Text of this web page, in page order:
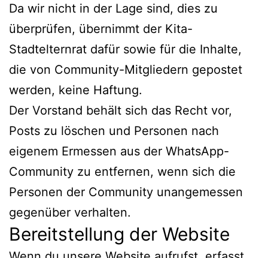
Da wir nicht in der Lage sind, dies zu
überprüfen, übernimmt der Kita-
Stadtelternrat dafür sowie für die Inhalte,
die von Community-Mitgliedern gepostet
werden, keine Haftung.
Der Vorstand behält sich das Recht vor,
Posts zu löschen und Personen nach
eigenem Ermessen aus der WhatsApp-
Community zu entfernen, wenn sich die
Personen der Community unangemessen
gegenüber verhalten.
Bereitstellung der Website